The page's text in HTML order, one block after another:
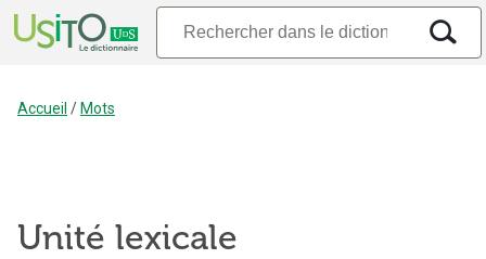
Accueil / Mots
Unité lexicale